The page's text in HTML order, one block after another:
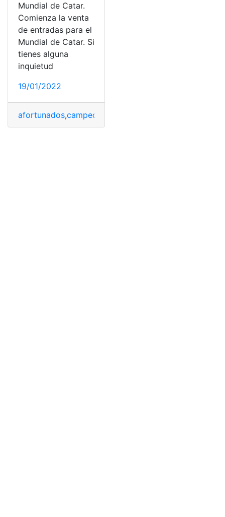
Mundial de Catar.
Comienza la venta
de entradas para el
Mundial de Catar. Si
tienes alguna
inquietud
19/01/2022
afortunados,campeonatos